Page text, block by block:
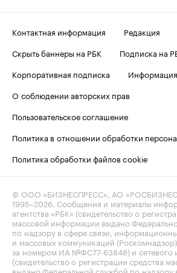
Контактная информация
Редакция
Скрыть баннеры на РБК
Подписка на
Корпоративная подписка
О соблюдении авторских прав
Пользовательское соглашение
Политика в отношении обработки
Политика обработки файлов cookie
© ООО «БИЗНЕСПРЕСС», АО
1995–2026. Сообщения и материалы
агентства «РБК» (свидетельство о
массовой информации выдано
по надзору в сфере связи,
и массовых коммуникаций (Роскомнадзор)
за номером ИА №ФС77-63848) и сетевого
(свидетельство о регистрации средства
выдано Федеральной службой по надзору